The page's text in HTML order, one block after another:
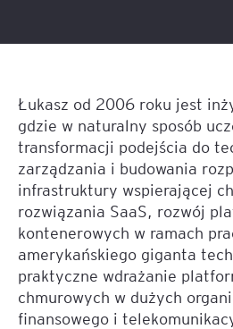
Łukasz od 2006 roku jest
gdzie w naturalny sposób
transformacji podejścia do
zarządzania i budowania
infrastruktury wspierającej
rozwiązania SaaS, rozwój
kontenerowych w ramach
amerykańskiego giganta
praktyczne wdrażanie
chmurowych w dużych
finansowego i